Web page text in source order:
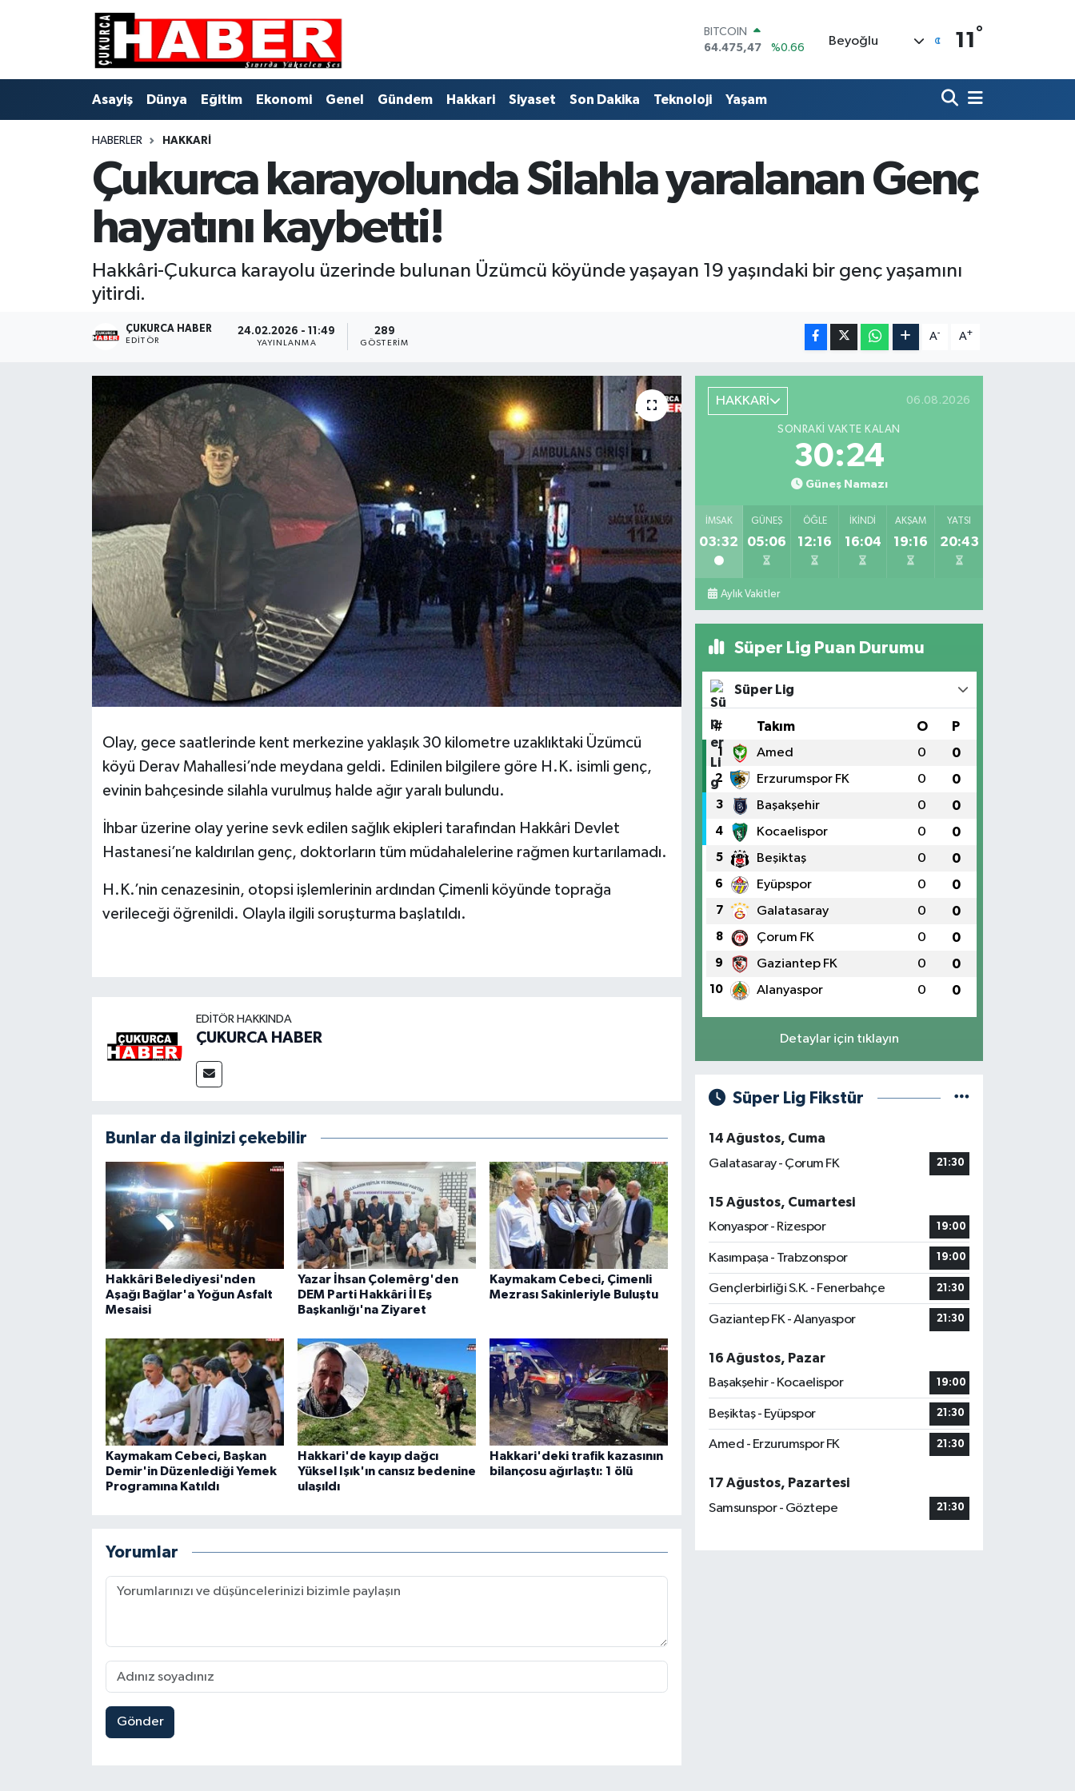
BITCOIN
64.475,47
%0.66
47,5971
%0.05
EURO
GRAM ALTIN
6527.85
%0.54
BİST100
Beyoğlu 11 °
Asayiş Dünya Eğitim Ekonomi Genel Gündem Hakkari Siyaset Son Dakika Teknoloji Yaşam
HABERLER HAKKARI
Çukurca karayolunda Silahla yaralanan Genç
hayatını kaybetti!
Hakkâri-Çukurca karayolu üzerinde bulunan Üzümcü köyünde yaşayan 19 yaşındaki bir genç yaşamını
yitirdi.
ÇUKURCA HABER
EDITÖR
24.02.2026 - 11:49
YAYINLANMA
289
GÖSTERIM
A- A+
Olay, gece saatlerinde kent merkezine yaklaşık 30 kilometre uzaklıktaki Üzümcü
köyü Derav Mahallesi’nde meydana geldi. Edinilen bilgilere göre H.K. isimli genç,
evinin bahçesinde silahla vurulmuş halde ağır yaralı bulundu.
İhbar üzerine olay yerine sevk edilen sağlık ekipleri tarafından Hakkâri Devlet
Hastanesi’ne kaldırılan genç, doktorların tüm müdahalelerine rağmen kurtarılamadı.
H.K.’nin cenazesinin, otopsi işlemlerinin ardından Çimenli köyünde toprağa
verileceği öğrenildi. Olayla ilgili soruşturma başlatıldı.
EDITÖR HAKKINDA
ÇUKURCA HABER
Bunlar da ilginizi çekebilir
Hakkâri Belediyesi'nden
Aşağı Bağlar'a Yoğun Asfalt
Mesaisi
Yazar İhsan Çolemêrg'den
DEM Parti Hakkâri İl Eş
Başkanlığı'na Ziyaret
Kaymakam Cebeci, Çimenli
Mezrası Sakinleriyle Buluştu
Kaymakam Cebeci, Başkan
Demir'in Düzenlediği Yemek
Programına Katıldı
Hakkari'de kayıp dağcı
Yüksel Işık'ın cansız bedenine
ulaşıldı
Hakkari'deki trafik kazasının
bilançosu ağırlaştı: 1 ölü
Yorumlar
Gönder
HAKKARİ 06.08.2026
SONRAKI VAKTE KALAN
30:24
Güneş Namazı
İMSAK
03:32
GÜNEŞ
05:06
ÖĞLE
12:16
İKINDI
16:04
AKŞAM
19:16
YATSI
20:43
Aylık Vakitler
Süper Lig Puan Durumu
Süper Lig
# Takım O P
1 Amed 0 0
2 Erzurumspor FK 0 0
3 Başakşehir 0 0
4 Kocaelispor 0 0
5 Beşiktaş 0 0
6 Eyüpspor 0 0
7 Galatasaray 0 0
8 Çorum FK 0 0
9 Gaziantep FK 0 0
10 Alanyaspor 0 0
Detaylar için tıklayın
Süper Lig Fikstür
14 Ağustos, Cuma
Galatasaray - Çorum FK
21:30
15 Ağustos, Cumartesi
Konyaspor - Rizespor
19:00
Kasımpaşa - Trabzonspor 19:00
Gençlerbirliği S.K. - Fenerbahçe 21:30
Gaziantep FK - Alanyaspor 21:30
16 Ağustos, Pazar
Başakşehir - Kocaelispor
19:00
Beşiktaş - Eyüpspor 21:30
Amed - Erzurumspor FK 21:30
17 Ağustos, Pazartesi
Samsunspor - Göztepe
21:30
Ekonomi
Gündem
Hakkari
Teknoloji
Hava Durumu
Trafik Durumu
Süper Lig Puan Durumu ve Fikstür
Tüm Manşetler
Son Dakika Haberleri
Haber Arşivi